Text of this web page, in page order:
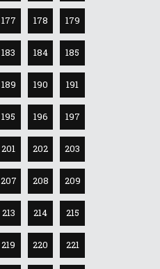
177 178 179
183 184 185
189 190 191
195 196 197
201 202 203
207 208 209
213 214 215
219 220 221